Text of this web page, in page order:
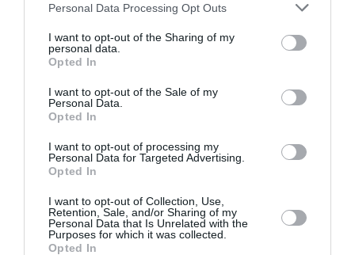
Personal Data Processing Opt Outs
I want to opt-out of the Sharing of my
personal data.
Opted In
I want to opt-out of the Sale of my
Personal Data.
Opted In
I want to opt-out of processing my
Personal Data for Targeted Advertising.
Opted In
I want to opt-out of Collection, Use,
Retention, Sale, and/or Sharing of my
Personal Data that Is Unrelated with the
Purposes for which it was collected.
Opted In
air transat
LIRE AUSSI
PROLONGE SA LIAISON...